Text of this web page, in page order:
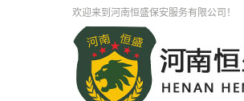
欢迎来到河南恒盛保安服务有限公司！